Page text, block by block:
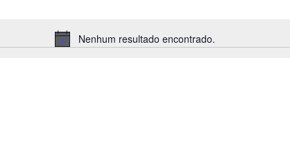
Notice
Nenhum resultado encontrado.